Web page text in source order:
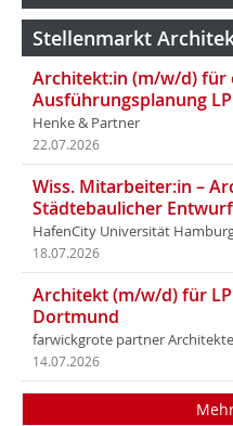
Stellenmarkt
Architekt:in (m/w/d)
Ausführungsplanung
Henke & Partner
22.07.2026
Wiss. Mitarbeiter:in –
Städtebaulicher
HafenCity Universität
18.07.2026
Architekt (m/w/d) für
Dortmund
farwickgrote partner
14.07.2026